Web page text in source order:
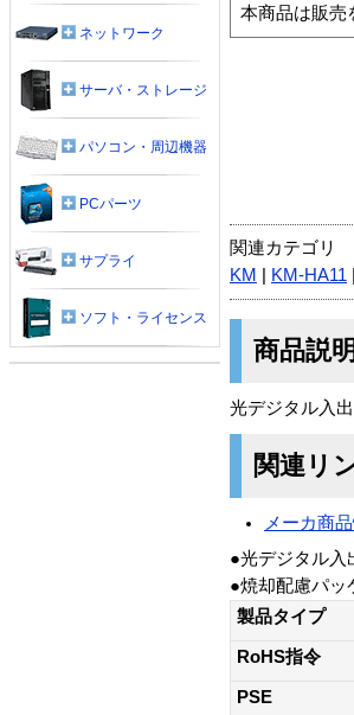
本商品は販売
関連カテゴリ
KM
KM-HA11
商品説明
光デジタル入
関連リ
メーカ商
●光デジタル入
●焼却配慮パッ
製品タイプ
RoHS指令
PSE
ネットワーク
サーバ・ストレージ
パソコン・周辺機器
PCパーツ
サプライ
ソフト・ライセンス